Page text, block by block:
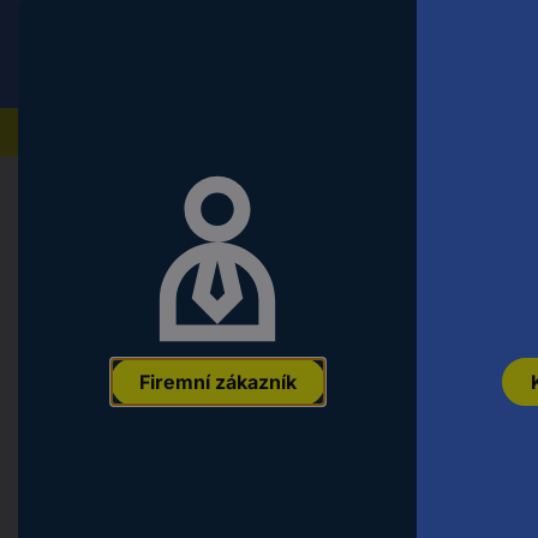
Firemní zákazník
Auto, volný čas a
domácnost
VOLTCRAFT systém pro rychlé
600A, VC-10637215
4053199972296 Označení výrobce: